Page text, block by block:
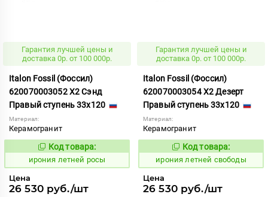
Гарантия лучшей цены и
доставка 0р. от 100 000р.
Italon Fossil (Фоссил)
620070003052 X2 Сэнд
Правый ступень 33x120
Материал:
Керамогранит
1099707
Код товара:
ирония летней росы
Цена
26 530 руб./шт
Гарантия лучшей цены и
доставка 0р. от 100 000р.
Italon Fossil (Фоссил)
620070003054 X2 Дезерт
Правый ступень 33x120
Материал:
Керамогранит
1099710
Код товара:
ирония летней свободы
Цена
26 530 руб./шт